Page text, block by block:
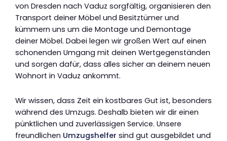
von Dresden nach Vaduz sorgfältig, organisieren den
Transport deiner Möbel und Besitztümer und
kümmern uns um die Montage und Demontage
deiner Möbel. Dabei legen wir großen Wert auf einen
schonenden Umgang mit deinen Wertgegenständen
und sorgen dafür, dass alles sicher an deinem neuen
Wohnort in Vaduz ankommt.
Wir wissen, dass Zeit ein kostbares Gut ist, besonders
während des Umzugs. Deshalb bieten wir dir einen
pünktlichen und zuverlässigen Service. Unsere
freundlichen Umzugshelfer sind gut ausgebildet und